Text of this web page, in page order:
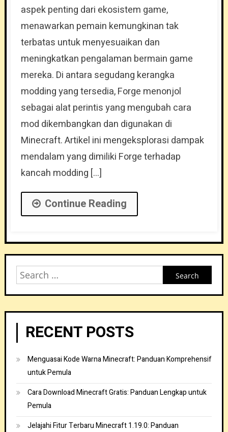
aspek penting dari ekosistem game,
menawarkan pemain kemungkinan tak
terbatas untuk menyesuaikan dan
meningkatkan pengalaman bermain game
mereka. Di antara segudang kerangka
modding yang tersedia, Forge menonjol
sebagai alat perintis yang mengubah cara
mod dikembangkan dan digunakan di
Minecraft. Artikel ini mengeksplorasi dampak
mendalam yang dimiliki Forge terhadap
kancah modding […]
Continue Reading
Search
RECENT POSTS
Menguasai Kode Warna Minecraft: Panduan Komprehensif
untuk Pemula
Cara Download Minecraft Gratis: Panduan Lengkap untuk
Pemula
Jelajahi Fitur Terbaru Minecraft 1.19.0: Panduan